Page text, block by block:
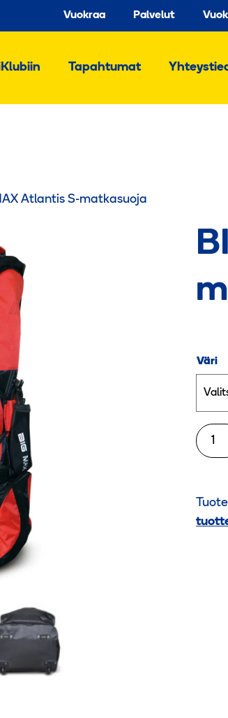
Vuokraa Palvelut
Tapahtumat
Atlantis S-matkasuoja
Väri
BIG
MAX